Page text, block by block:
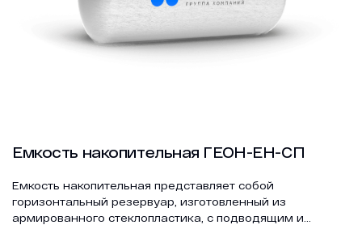
Услуги
Контакты
Емкость накопительная представляет собой
горизонтальный резервуар, изготовленный из
армированного стеклопластика, с подводящим и
Емкость накопительная ГЕОН-ЕН-СП